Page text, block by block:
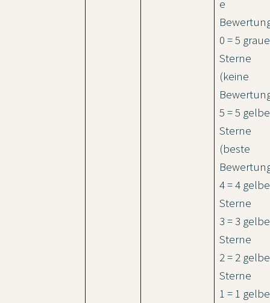
e
0 = 5 graue
Sterne
(keine
5 = 5 gelbe
Sterne
(beste
4 = 4 gelbe
Sterne
3 = 3 gelbe
Sterne
2 = 2 gelbe
Sterne
1 = 1